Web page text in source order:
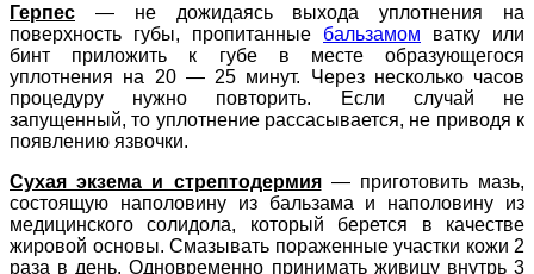
Герпес
—
не дожидаясь выхода уплотнения на
поверхность губы, пропитанные бальзамом ватку или
бинт приложить к губе в месте образующегося
уплотнения на 20 — 25 минут. Через несколько часов
процедуру нужно повторить. Если случай не
запущенный, то уплотнение рассасывается, не приводя к
появлению язвочки.
Сухая экзема и стрептодермия — приготовить мазь,
состоящую наполовину из бальзама и наполовину из
медицинского солидола, который берется в качестве
жировой основы. Смазывать пораженные участки кожи 2
раза в день. Одновременно принимать живицу внутрь 3